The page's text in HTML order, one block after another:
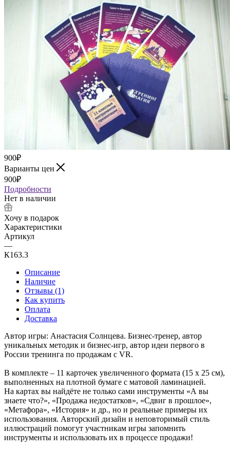
900₽
Варианты цен
900₽
Подробности
Нет в наличии
Хочу в подарок
Характеристики
Артикул
—
К163.3
Описание
Наличие
Отзывы (1)
Как купить
Оплата
Доставка
Автор игры: Анастасия Солнцева. Бизнес-тренер, автор
уникальных методик и бизнес-игр, автор идеи первого в
России тренинга по продажам с VR.
В комплекте – 11 карточек увеличенного формата (15 х 25 см),
выполненных на плотной бумаге с матовой ламинацией.
На картах вы найдёте не только сами инструменты «А вы
знаете что?», «Продажа недостатков», «Сдвиг в прошлое»,
«Метафора», «История» и др., но и реальные примеры их
использования. Авторский дизайн и неповторимый стиль
иллюстраций помогут участникам игры запомнить
инструменты и использовать их в процессе продажи!